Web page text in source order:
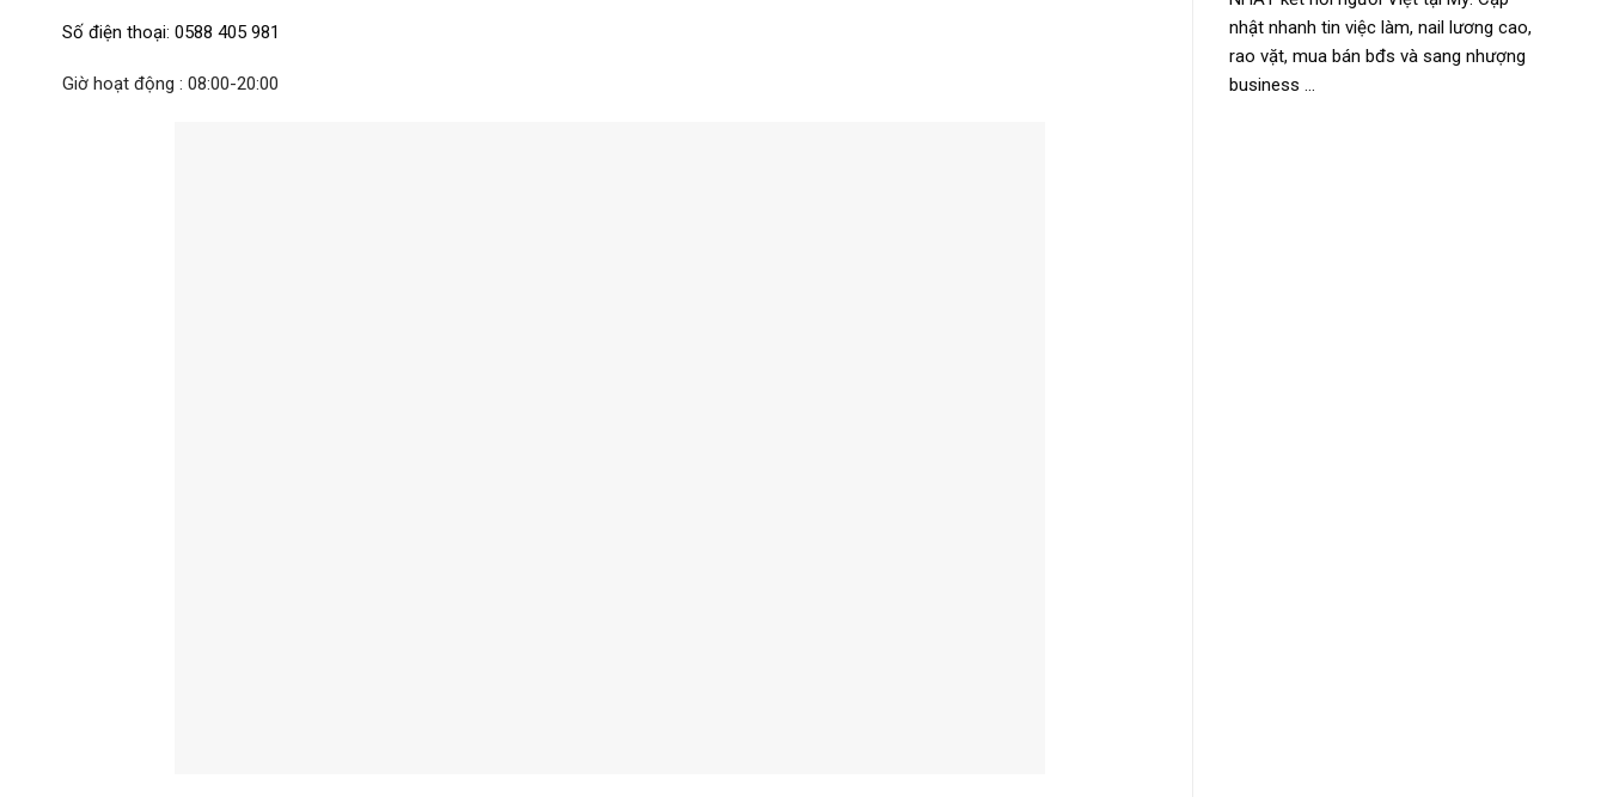
Số điện thoại: 0588 405 981
Giờ hoạt động : 08:00-20:00
nhật nhanh tin việc làm, nail lương cao,
rao vặt, mua bán bđs và sang nhượng
business …